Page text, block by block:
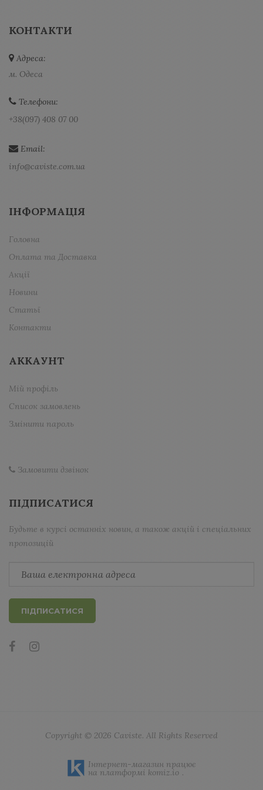
КОНТАКТИ
Адреса:
м. Одеса
Телефони:
+38(097) 408 07 00
Email:
info@caviste.com.ua
ІНФОРМАЦІЯ
Головна
Оплата та Доставка
Акції
Новини
Статьї
Контакти
АККАУНТ
Мій профіль
Список замовлень
Змінити пароль
Замовити дзвінок
ПІДПИСАТИСЯ
Будьте в курсі останніх новин, а також акцій і спеціальних
пропозицій
ПІДПИСАТИСЯ
Copyright © 2026 Caviste. All Rights Reserved
Інтернет-магазин працює
на платформі komiz.io .